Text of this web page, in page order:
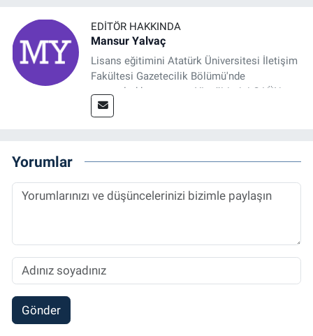
EDITÖR HAKKINDA
Mansur Yalvaç
Lisans eğitimini Atatürk Üniversitesi İletişim
Fakültesi Gazetecilik Bölümü'nde
tamamladıktan sonra, YL eğitimini GAÜN
Sosyal Bilimler Enstitüsü'nde İletişim ve T. D.
Spor, Sağlık ve Ekonomi Editörü olarak
sürdürmektedir.
Yorumlar
Gönder